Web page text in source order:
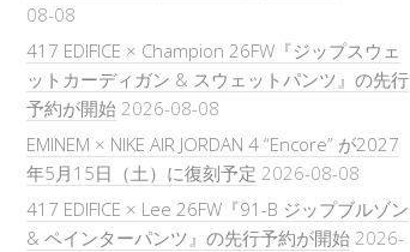
08-08
417 EDIFICE × Champion 26FW『ジップスウェ
ットカーディガン & スウェットパンツ』の先行
予約が開始 2026-08-08
EMINEM × NIKE AIR JORDAN 4 “Encore” が2027
年5月15日（土）に復刻予定 2026-08-08
417 EDIFICE × Lee 26FW『91-B ジップブルゾン
& ペインターパンツ』の先行予約が開始 2026-